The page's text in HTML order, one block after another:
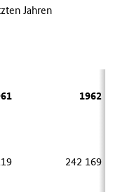
Jahren
1962
242 169